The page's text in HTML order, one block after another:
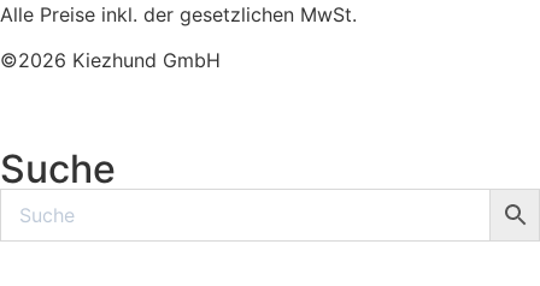
Alle Preise inkl. der gesetzlichen MwSt.
©2026 Kiezhund GmbH
Suche